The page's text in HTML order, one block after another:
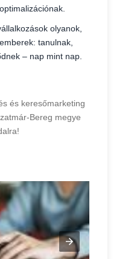
olyanok,
tanulnak,
– nap mint nap.
és keresőmarketing
Bereg megye